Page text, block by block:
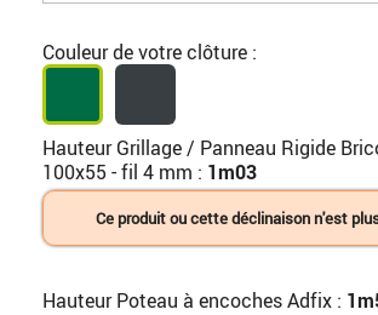
Couleur de votre clôture :
Hauteur Grillage / Panneau Rigide
100x55 - fil 4 mm : 1m03
Ce produit ou cette déclinaison n'est
Hauteur Poteau à encoches Adfix :